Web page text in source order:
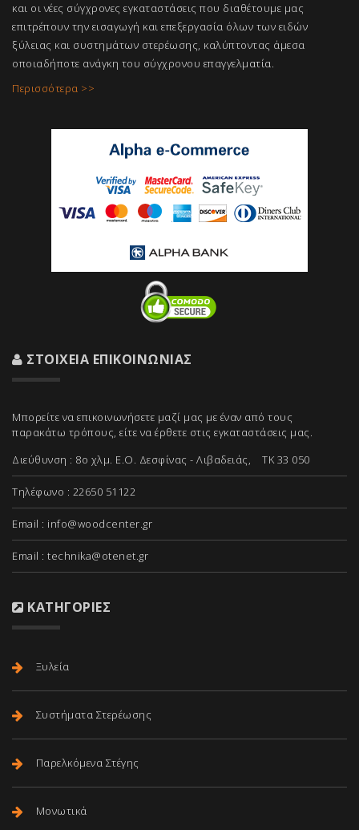
και οι νέες σύγχρονες εγκαταστάσεις που διαθέτουμε μας
επιτρέπουν την εισαγωγή και επεξεργασία όλων των ειδών
ξύλειας και συστημάτων στερέωσης, καλύπτοντας άμεσα
οποιαδήποτε ανάγκη του σύγχρονου επαγγελματία.
Περισσότερα >>
ΣΤΟΙΧΕΊΑ ΕΠΙΚΟΙΝΩΝΊΑΣ
Μπορείτε να επικοινωνήσετε μαζί μας με έναν από τους
παρακάτω τρόπους, είτε να έρθετε στις εγκαταστάσεις μας.
Διεύθυνση : 8ο χλμ. Ε.Ο. Δεσφίνας - Λιβαδειάς, ΤΚ 33 050
Τηλέφωνο : 22650 51122
Email : info@woodcenter.gr
Email : technika@otenet.gr
ΚΑΤΗΓΟΡΊΕΣ
Ξυλεία
Συστήματα Στερέωσης
Παρελκόμενα Στέγης
Μονωτικά